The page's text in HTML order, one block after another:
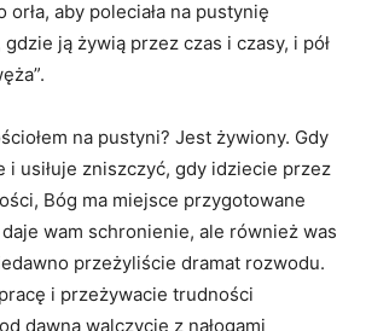
orła, aby poleciała na pustynię
ją żywią przez czas i czasy, i pół
na pustyni? Jest żywiony. Gdy
i usiłuje zniszczyć, gdy idziecie przez
Bóg ma miejsce przygotowane
wam schronienie, ale również was
przeżyliście dramat rozwodu.
i przeżywacie trudności
dawna walczycie z nałogami